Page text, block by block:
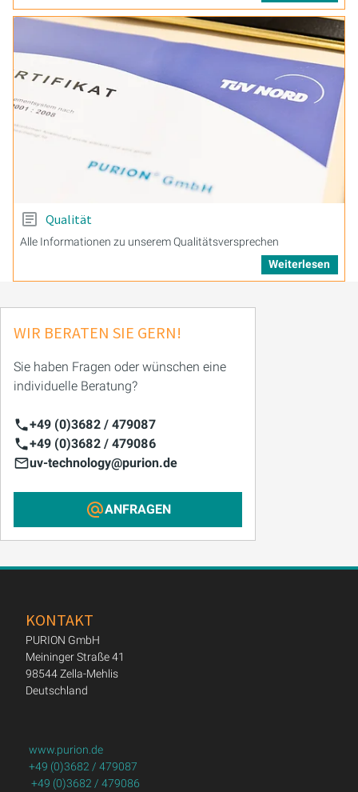
Qualität
Alle Informationen zu unserem Qualitätsversprechen
Weiterlesen
WIR BERATEN SIE GERN!
Sie haben Fragen oder wünschen eine
individuelle Beratung?
+49 (0)3682 / 479087
+49 (0)3682 / 479086
uv-technology@purion.de
ANFRAGEN
KONTAKT
PURION GmbH
Meininger Straße 41
98544 Zella-Mehlis
Deutschland
www.purion.de
+49 (0)3682 / 479087
+49 (0)3682 / 479086